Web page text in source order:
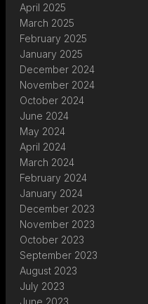
April 2025
March 2025
February 2025
January 2025
December 2024
November 2024
October 2024
June 2024
May 2024
April 2024
March 2024
February 2024
January 2024
December 2023
November 2023
October 2023
September 2023
August 2023
July 2023
June 2023